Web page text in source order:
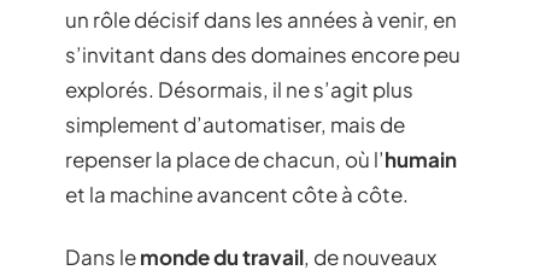
un rôle décisif dans les années à venir, en
s’invitant dans des domaines encore peu
explorés. Désormais, il ne s’agit plus
simplement d’automatiser, mais de
repenser la place de chacun, où l’humain
et la machine avancent côte à côte.
Dans lemonde du travail, de nouveaux